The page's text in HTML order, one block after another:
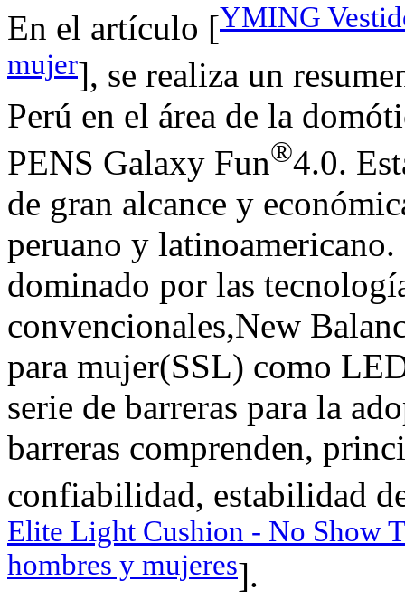
En el artículo [YMING
mujer], se realiza un
Perú en el área de la
PENS Galaxy Fun®4.0.
de gran alcance y
peruano y latinoamericano.
dominado por las
convencionales,New
para mujer(SSL) como
serie de barreras para la
barreras comprenden,
confiabilidad, estabilidad
Elite Light Cushion - No Show
hombres y mujeres].